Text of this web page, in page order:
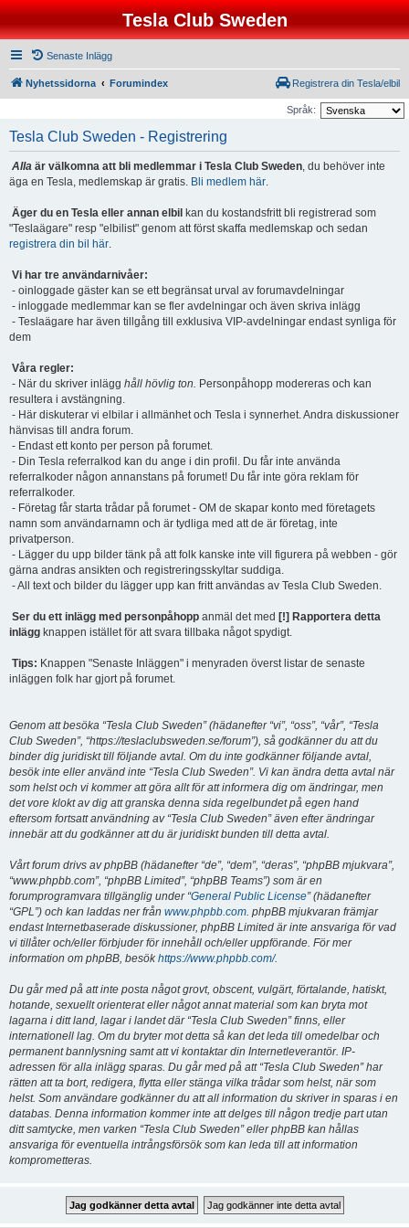
Tesla Club Sweden
Senaste Inlägg
Nyhetssidorna Forumindex Registrera din Tesla/elbil
Språk:
Tesla Club Sweden - Registrering
Alla är välkomna att bli medlemmar i Tesla Club Sweden, du behöver inte
äga en Tesla, medlemskap är gratis. Bli medlem här.
Äger du en Tesla eller annan elbil kan du kostandsfritt bli registrerad som
"Teslaägare" resp "elbilist" genom att först skaffa medlemskap och sedan
registrera din bil här.
Vi har tre användarnivåer:
- oinloggade gäster kan se ett begränsat urval av forumavdelningar
- inloggade medlemmar kan se fler avdelningar och även skriva inlägg
- Teslaägare har även tillgång till exklusiva VIP-avdelningar endast synliga för
dem
Våra regler:
- När du skriver inlägg håll hövlig ton. Personpåhopp modereras och kan
resultera i avstängning.
- Här diskuterar vi elbilar i allmänhet och Tesla i synnerhet. Andra diskussioner
hänvisas till andra forum.
- Endast ett konto per person på forumet.
- Din Tesla referralkod kan du ange i din profil. Du får inte använda
referralkoder någon annanstans på forumet! Du får inte göra reklam för
referralkoder.
- Företag får starta trådar på forumet - OM de skapar konto med företagets
namn som användarnamn och är tydliga med att de är företag, inte
privatperson.
- Lägger du upp bilder tänk på att folk kanske inte vill figurera på webben - gör
gärna andras ansikten och registreringsskyltar suddiga.
- All text och bilder du lägger upp kan fritt användas av Tesla Club Sweden.
Ser du ett inlägg med personpåhopp anmäl det med [!] Rapportera detta
inlägg knappen istället för att svara tillbaka något spydigt.
Tips: Knappen "Senaste Inläggen" i menyraden överst listar de senaste
inläggen folk har gjort på forumet.
Genom att besöka “Tesla Club Sweden” (hädanefter “vi”, “oss”, “vår”, “Tesla
Club Sweden”, “https://teslaclubsweden.se/forum”), så godkänner du att du
binder dig juridiskt till följande avtal. Om du inte godkänner följande avtal,
besök inte eller använd inte “Tesla Club Sweden”. Vi kan ändra detta avtal när
som helst och vi kommer att göra allt för att informera dig om ändringar, men
det vore klokt av dig att granska denna sida regelbundet på egen hand
eftersom fortsatt användning av “Tesla Club Sweden” även efter ändringar
innebär att du godkänner att du är juridiskt bunden till detta avtal.
Vårt forum drivs av phpBB (hädanefter “de”, “dem”, “deras”, “phpBB mjukvara”,
“www.phpbb.com”, “phpBB Limited”, “phpBB Teams”) som är en
forumprogramvara tillgänglig under “General Public License” (hädanefter
“GPL”) och kan laddas ner från www.phpbb.com. phpBB mjukvaran främjar
endast Internetbaserade diskussioner, phpBB Limited är inte ansvariga för vad
vi tillåter och/eller förbjuder för innehåll och/eller uppförande. För mer
information om phpBB, besökhttps://www.phpbb.com/.
Du går med på att inte posta något grovt, obscent, vulgärt, förtalande, hatiskt,
hotande, sexuellt orienterat eller något annat material som kan bryta mot
lagarna i ditt land, lagar i landet där “Tesla Club Sweden” finns, eller
internationell lag. Om du bryter mot detta så kan det leda till omedelbar och
permanent bannlysning samt att vi kontaktar din Internetleverantör. IP-
adressen för alla inlägg sparas. Du går med på att “Tesla Club Sweden” har
rätten att ta bort, redigera, flytta eller stänga vilka trådar som helst, när som
helst. Som användare godkänner du att all information du skriver in sparas i en
databas. Denna information kommer inte att delges till någon tredje part utan
ditt samtycke, men varken “Tesla Club Sweden” eller phpBB kan hållas
ansvariga för eventuella intrångsförsök som kan leda till att information
komprometteras.